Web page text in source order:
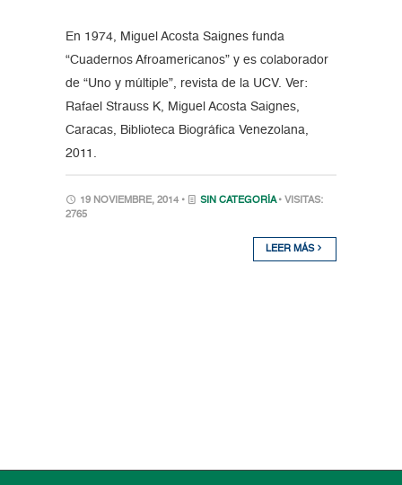
En 1974, Miguel Acosta Saignes funda
“Cuadernos Afroamericanos” y es colaborador
de “Uno y múltiple”, revista de la UCV. Ver:
Rafael Strauss K, Miguel Acosta Saignes,
Caracas, Biblioteca Biográfica Venezolana,
2011.
19 NOVIEMBRE, 2014 • SIN CATEGORÍA • VISITAS:
2765
LEER MÁS